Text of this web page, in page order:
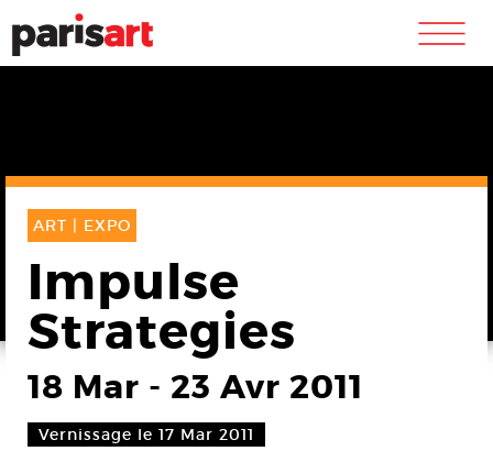
m
ART | EXPO
Impulse
Strategies
18 Mar - 23 Avr 2011
Vernissage le 17 Mar 2011